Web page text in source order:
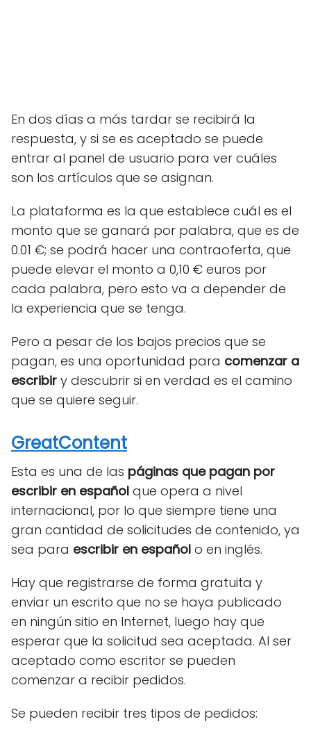
En dos días a más tardar se recibirá la
respuesta, y si se es aceptado se puede
entrar al panel de usuario para ver cuáles
son los artículos que se asignan.
La plataforma es la que establece cuál es el
monto que se ganará por palabra, que es de
0.01 €; se podrá hacer una contraoferta, que
puede elevar el monto a 0,10 € euros por
cada palabra, pero esto va a depender de
la experiencia que se tenga.
Pero a pesar de los bajos precios que se
pagan, es una oportunidad para comenzar a
escribir y descubrir si en verdad es el camino
que se quiere seguir.
GreatContent
Esta es una de las páginas que pagan por
escribir en español que opera a nivel
internacional, por lo que siempre tiene una
gran cantidad de solicitudes de contenido, ya
sea para escribir en español o en inglés.
Hay que registrarse de forma gratuita y
enviar un escrito que no se haya publicado
en ningún sitio en Internet, luego hay que
esperar que la solicitud sea aceptada. Al ser
aceptado como escritor se pueden
comenzar a recibir pedidos.
Se pueden recibir tres tipos de pedidos: